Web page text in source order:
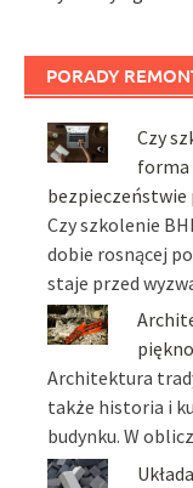
PORADY
Czy
forma
bezpieczeństwie
Czy szkolenie
dobie rosnącej
staje przed
Architektura
także historia i
budynku. W